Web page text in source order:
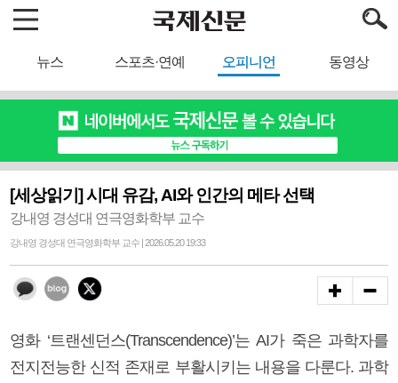
뉴스 스포츠·연예 오피니언 동영상
[세상읽기] 시대 유감, AI와 인간의 메타 선택
강내영 경성대 연극영화학부 교수
강내영 경성대 연극영화학부 교수 | 2026.05.20 19:33
영화 ‘트랜센던스(Transcendence)’는 AI가 죽은 과학자를
전지전능한 신적 존재로 부활시키는 내용을 다룬다. 과학